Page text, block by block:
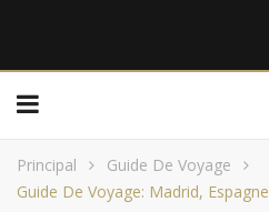
Principal
Guide De Voyage
Guide De Voyage: Madrid, Espagne